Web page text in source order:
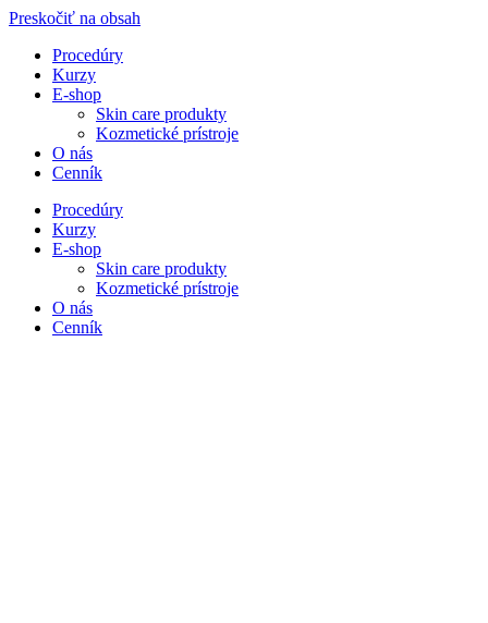
Preskočiť na obsah
Procedúry
Kurzy
E-shop
Skin care produkty
Kozmetické prístroje
O nás
Cenník
Procedúry
Kurzy
E-shop
Skin care produkty
Kozmetické prístroje
O nás
Cenník